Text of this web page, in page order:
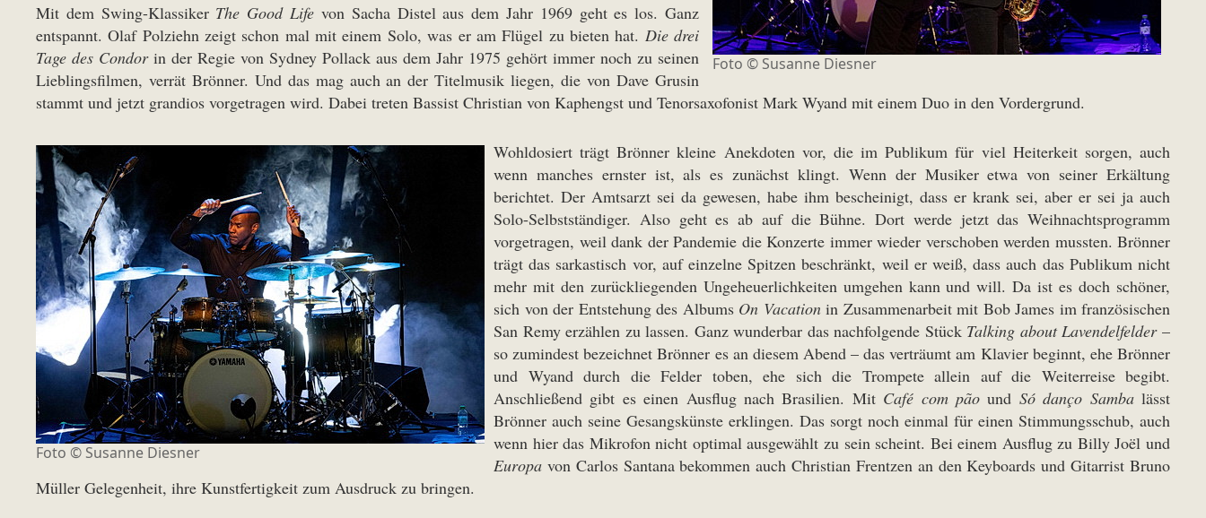
Foto © Susanne Diesner
Mit dem Swing-Klassiker The Good Life von Sacha Distel aus dem Jahr 1969 geht es los. Ganz
entspannt. Olaf Polziehn zeigt schon mal mit einem Solo, was er am Flügel zu bieten hat. Die drei
Tage des Condorin der Regie von Sydney Pollack aus dem Jahr 1975 gehört immer noch zu seinen
Lieblingsfilmen, verrät Brönner. Und das mag auch an der Titelmusik liegen, die von Dave Grusin
stammt und jetzt grandios vorgetragen wird. Dabei treten Bassist Christian von Kaphengst und Tenorsaxofonist Mark Wyand mit einem Duo in den Vordergrund.
Foto © Susanne Diesner
Wohldosiert trägt Brönner kleine Anekdoten vor, die im Publikum für viel Heiterkeit sorgen, auch
wenn manches ernster ist, als es zunächst klingt. Wenn der Musiker etwa von seiner Erkältung
berichtet. Der Amtsarzt sei da gewesen, habe ihm bescheinigt, dass er krank sei, aber er sei ja auch
Solo-Selbstständiger. Also geht es ab auf die Bühne. Dort werde jetzt das Weihnachtsprogramm
vorgetragen, weil dank der Pandemie die Konzerte immer wieder verschoben werden mussten. Brönner
trägt das sarkastisch vor, auf einzelne Spitzen beschränkt, weil er weiß, dass auch das Publikum nicht
mehr mit den zurückliegenden Ungeheuerlichkeiten umgehen kann und will. Da ist es doch schöner,
sich von der Entstehung des Albums On Vacationin Zusammenarbeit mit Bob James im französischen
San Remy erzählen zu lassen. Ganz wunderbar das nachfolgende Stück Talking about Lavendelfelder–
so zumindest bezeichnet Brönner es an diesem Abend – das verträumt am Klavier beginnt, ehe Brönner
und Wyand durch die Felder toben, ehe sich die Trompete allein auf die Weiterreise begibt.
Anschließend gibt es einen Ausflug nach Brasilien. Mit Café com pão und Só danço Sambalässt
Brönner auch seine Gesangskünste erklingen. Das sorgt noch einmal für einen Stimmungsschub, auch
wenn hier das Mikrofon nicht optimal ausgewählt zu sein scheint. Bei einem Ausflug zu Billy Joël und
Europa von Carlos Santana bekommen auch Christian Frentzen an den Keyboards und Gitarrist Bruno
Müller Gelegenheit, ihre Kunstfertigkeit zum Ausdruck zu bringen.